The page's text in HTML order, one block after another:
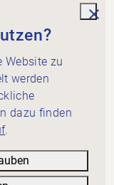
Website zu
werden
dazu finden
.